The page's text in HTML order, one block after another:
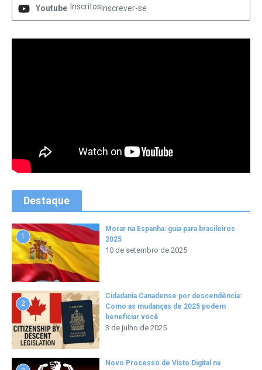
Youtube Inscritos Inscrever-se
Destaque
1
Morar na Espanha: guia para brasileiros
2025
10 de setembro de 2025
2
Cidadania Canadense por descendência:
Como as mudanças de 2025 podem
beneficiar você
3 de julho de 2025
Novo Processo de Visto Digital na